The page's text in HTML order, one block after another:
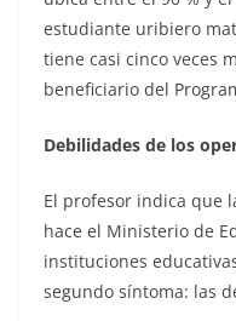
estudiante uribiero
tiene casi cinco veces
beneficiario del
Debilidades de los
El profesor indica que
hace el Ministerio de
instituciones
segundo síntoma: las